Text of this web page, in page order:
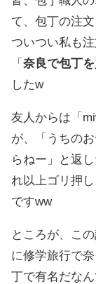
て、包丁の注文
ついつい私も
「 奈良で包丁
したw
友人からは「
が、「うちの
らねー」と返
れ以上ゴリ押
ですww
ところが、こ
に修学旅行で
丁で有名だな